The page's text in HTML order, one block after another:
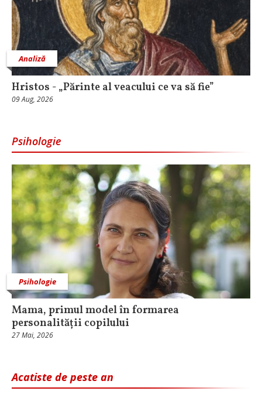
Analiză
Hristos - „Părinte al veacului ce va să fie”
09 Aug, 2026
Psihologie
Psihologie
Mama, primul model în formarea
personalității copilului
27 Mai, 2026
Acatiste de peste an